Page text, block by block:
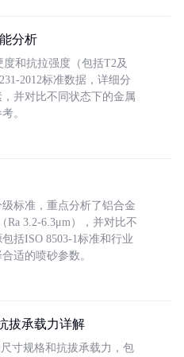
分析
和抗拉强度（包括T2及
2012标准数据，详细分
并对比不同状态下的金属
。
标准，重点分析了铝合金
Ra 3.2-6.3μm），并对比不
括ISO 8503-1标准和行业
适的喷砂参数。
拔承载力详解
寸规格和抗拔承载力，包